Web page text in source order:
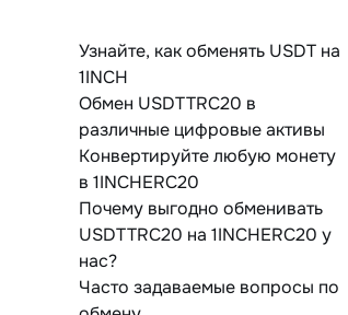
Узнайте, как обменять USDT на
1INCH
Обмен USDTTRC20 в
различные цифровые активы
Конвертируйте любую монету
в 1INCHERC20
Почему выгодно обменивать
USDTTRC20 на 1INCHERC20 у
нас?
Часто задаваемые вопросы по